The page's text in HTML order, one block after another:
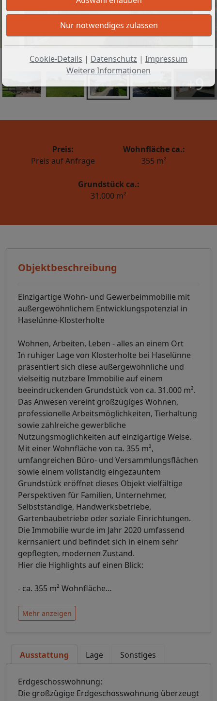
+9
Preis:
Preis auf Anfrage
Wohnfläche ca.:
355 m²
Grundstück ca.:
31.000 m²
Objektbeschreibung
Einzigartige Wohn- und Gewerbeimmobilie mit
außergewöhnlichem Entwicklungspotenzial in
Haselünne-Klosterholte
Wohnen, Arbeiten, Leben - alles an einem Ort
In ruhiger Lage von Klosterholte bei Haselünne
präsentiert sich diese außergewöhnliche und
vielseitig nutzbare Immobilie auf einem
beeindruckenden Grundstück von ca. 31.000 m².
Das Anwesen vereint großzügiges Wohnen,
professionelle Arbeitsmöglichkeiten, Tierhaltung
sowie zahlreiche gewerbliche
Nutzungsmöglichkeiten auf einzigartige Weise.
Mit einer Wohnfläche von ca. 355 m²,
umfangreichen Büro- und Versammlungsflächen
sowie einem vollständig eingezäuntem
Grundstück eröffnet dieses Objekt vielfältige
Perspektiven für Familien, Unternehmer,
Selbstständige, Handwerksbetriebe,
Gartenbaubetriebe oder soziale Einrichtungen.
Die Immobilie wurde im Jahr 2020 umfassend
kernsaniert und befindet sich in einem sehr
gepflegten, modernen Zustand.
Hier die Highlights auf einen Blick:
- ca. 355 m² Wohnfläche…
Mehr anzeigen
Ausstattung Lage Sonstiges
Erdgeschosswohnung:
Die großzügige Erdgeschosswohnung überzeugt
Cookie-Details | Datenschutz | Impressum
Weitere Informationen